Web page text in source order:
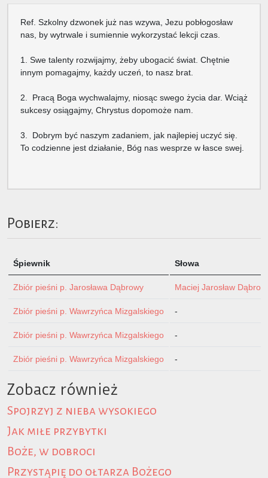
Ref. Szkolny dzwonek już nas wzywa, Jezu pobłogosław
nas, by wytrwale i sumiennie wykorzystać lekcji czas.
1. Swe talenty rozwijajmy, żeby ubogacić świat. Chętnie
innym pomagajmy, każdy uczeń, to nasz brat.
2. Pracą Boga wychwalajmy, niosąc swego życia dar. Wciąż
sukcesy osiągajmy, Chrystus dopomoże nam.
3. Dobrym być naszym zadaniem, jak najlepiej uczyć się.
To codzienne jest działanie, Bóg nas wesprze w łasce swej.
Pobierz:
Śpiewnik Słowa
Zbiór pieśni p. Jarosława Dąbrowy Maciej Jarosław
Zbiór pieśni p. Wawrzyńca Mizgalskiego -
Zbiór pieśni p. Wawrzyńca Mizgalskiego -
Zbiór pieśni p. Wawrzyńca Mizgalskiego -
Zobacz również
Spojrzyj z nieba wysokiego
Jak miłe przybytki
Boże, w dobroci
Przystąpię do ołtarza Bożego